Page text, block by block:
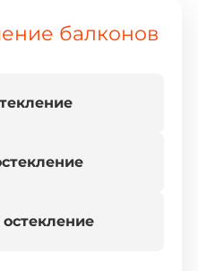
балконов